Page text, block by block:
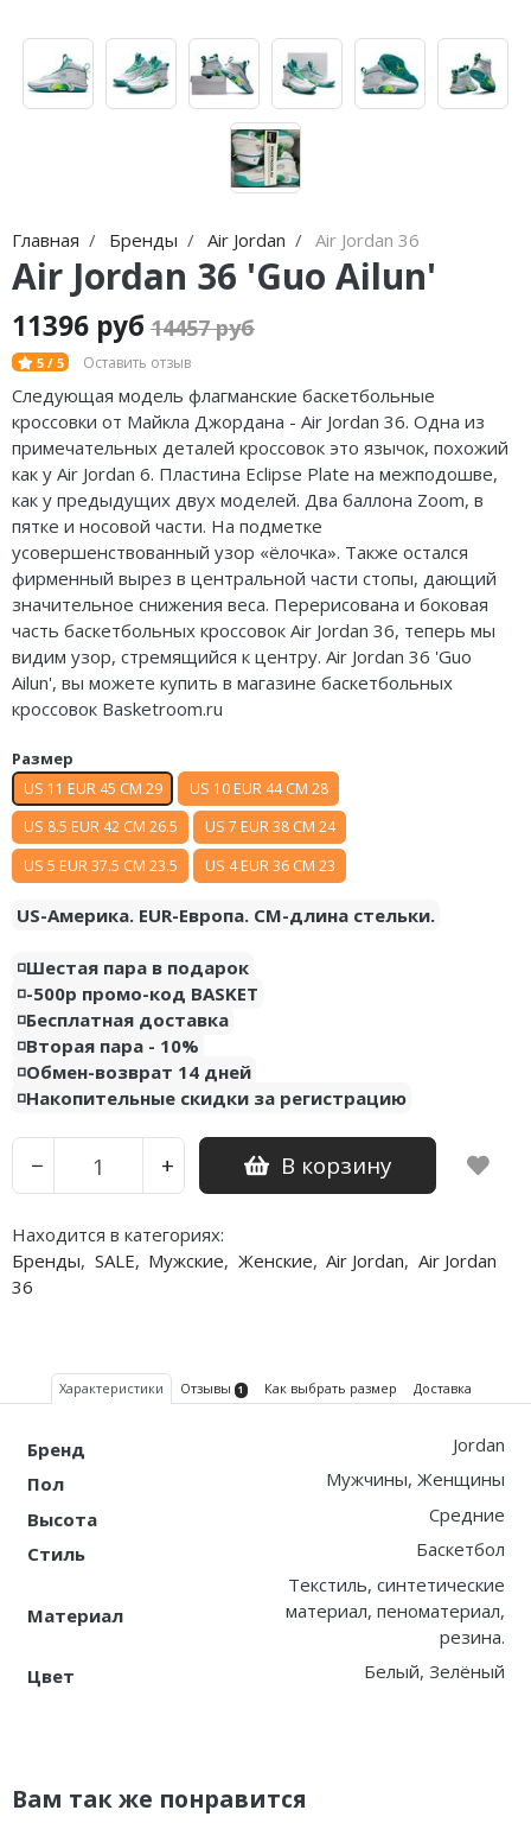
Главная Бренды Air Jordan Air Jordan 36
Air Jordan 36 'Guo Ailun'
11396 руб 14457 руб
5 / 5 Оставить отзыв
Следующая модель флагманские баскетбольные
кроссовки от Майкла Джордана - Air Jordan 36. Одна из
примечательных деталей кроссовок это язычок, похожий
как у Air Jordan 6. Пластина Eclipse Plate на межподошве,
как у предыдущих двух моделей. Два баллона Zoom, в
пятке и носовой части. На подметке
усовершенствованный узор «ёлочка». Также остался
фирменный вырез в центральной части стопы, дающий
значительное снижения веса. Перерисована и боковая
часть баскетбольных кроссовок Air Jordan 36, теперь мы
видим узор, стремящийся к центру. Air Jordan 36 'Guo
Ailun', вы можете купить в магазине баскетбольных
кроссовок Basketroom.ru
Размер
US 11 EUR 45 CM 29
US 10 EUR 44 CM 28
US 8.5 EUR 42 CM 26.5
US 7 EUR 38 CM 24
US 5 EUR 37.5 CM 23.5
US 4 EUR 36 CM 23
US-Америка. EUR-Европа. CM-длина стельки.
◽️Шестая пара в подарок
◽️-500р промо-код BASKET
◽️Бесплатная доставка
◽️Вторая пара - 10%
◽️Обмен-возврат 14 дней
◽️Накопительные скидки за регистрацию
− + В корзину
Находится в категориях:
Бренды, SALE, Мужские, Женские, Air Jordan, Air Jordan
36
Характеристики Отзывы 1 Как выбрать размер Доставка
Бренд
Jordan
Пол
Мужчины, Женщины
Высота
Средние
Стиль
Баскетбол
Материал
Текстиль, синтетические
материал, пеноматериал,
резина.
Цвет
Белый, Зелёный
Вам так же понравится
Nike Dunk
Nike Shox
Nike Initiator
Nike Pegasus
Nike Precision
Nike Hyperdunk
Nike Hyperset
Nike Cosmic Unity
Nike Air Deldon
Nike Sabrina
Nike A’ja
Nike ST
Nike GT
Nike Ja
Nike Book
Nike LeBron
Nike Kyrie
Nike Freak
Nike KD
Nike PG
Nike Kobe
Nike Foamposite
adidas Samba
adidas Gazelle
adidas adiFOM
adidas Adizero
adidas Harden
adidas Dame
adidas AE
Adidas Yeezy Boost 350 V2